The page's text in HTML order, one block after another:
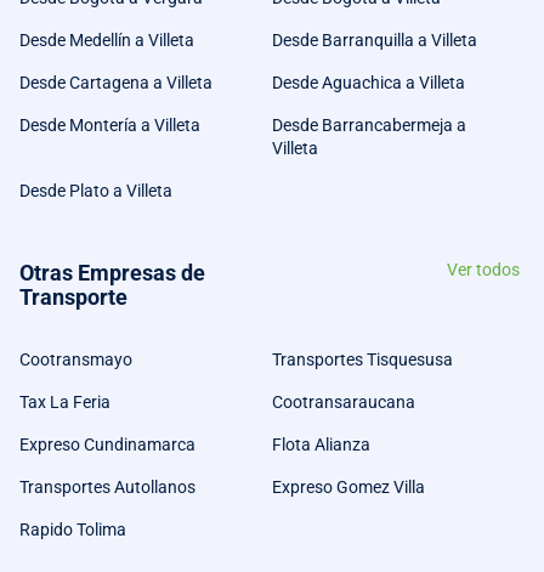
Desde Medellín a Villeta Desde Barranquilla a Villeta
Desde Cartagena a Villeta Desde Aguachica a Villeta
Desde Montería a Villeta
Desde Barrancabermeja a
Villeta
Desde Plato a Villeta
Otras Empresas de
Transporte
Ver todos
Cootransmayo Transportes Tisquesusa
Tax La Feria Cootransaraucana
Expreso Cundinamarca Flota Alianza
Transportes Autollanos Expreso Gomez Villa
Rapido Tolima